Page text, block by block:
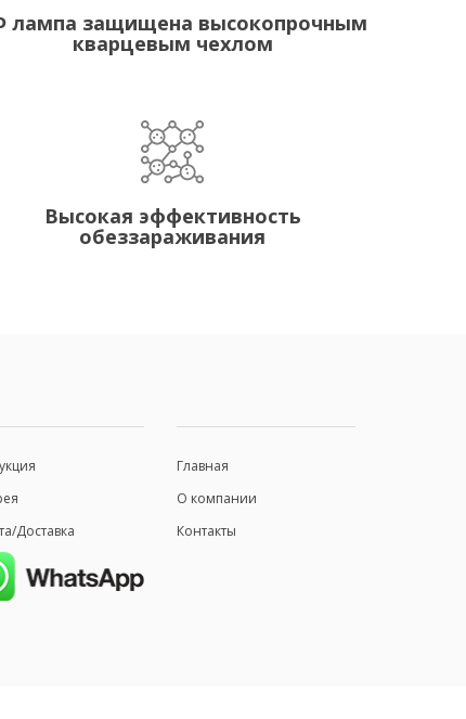
лампа защищена высокопрочным
кварцевым чехлом
Высокая эффективность
обеззараживания
Доставка
Главная
О компании
Контакты